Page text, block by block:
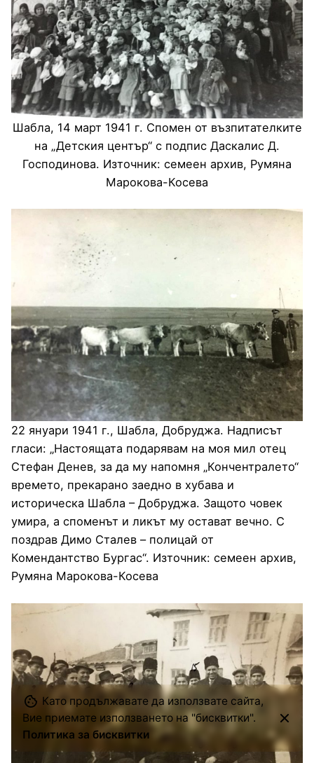
Шабла, 14 март 1941 г. Спомен от възпитателките
на „Детския център“ с подпис Даскалис Д.
Господинова. Източник: семеен архив, Румяна
Марокова-Косева
22 януари 1941 г., Шабла, Добруджа. Надписът
гласи: „Настоящата подарявам на моя мил отец
Стефан Денев, за да му напомня „Кончентралето“
времето, прекарано заедно в хубава и
историческа Шабла – Добруджа. Защото човек
умира, а споменът и ликът му остават вечно. С
поздрав Димо Сталев – полицай от
Комендантство Бургас“. Източник: семеен архив,
Румяна Марокова-Косева
Като продължавате да използвате сайта,
Вие приемате използването на "бисквитки".
Политика за бисквитки